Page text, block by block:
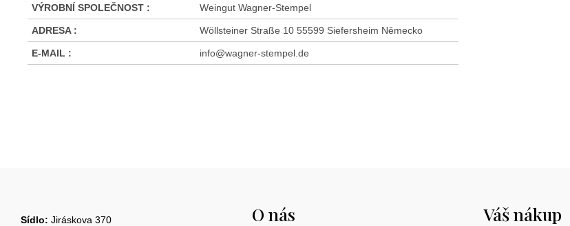
VÝROBNÍ SPOLEČNOST : Weingut Wagner-Stempel
ADRESA : Wöllsteiner Straße 10 55599 Siefersheim Německo
E-MAIL : info@wagner-stempel.de
Sídlo: Jiráskova 370
O nás Váš nákup